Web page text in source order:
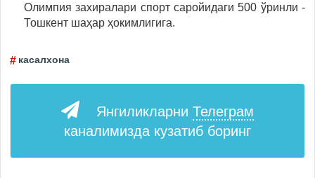
Олимпия захиралари спорт саройидаги 500 ўринли -
Тошкент шаҳар ҳокимлигига.
касалхона
Янгиликларни Телеграм
каналимизда кузатиб боринг